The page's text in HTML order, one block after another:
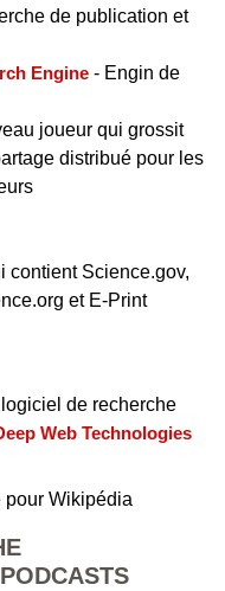
de publication et
Engine - Engin de
joueur qui grossit
distribué pour les
contient Science.gov,
et E-Print
de recherche
Web Technologies
pour Wikipédia